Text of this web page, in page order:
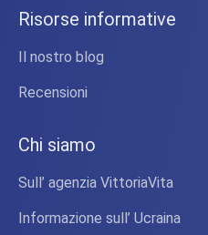
Risorse informative
Il nostro blog
Recensioni
Chi siamo
Sull’ agenzia VittoriaVita
Informazione sull’ Ucraina